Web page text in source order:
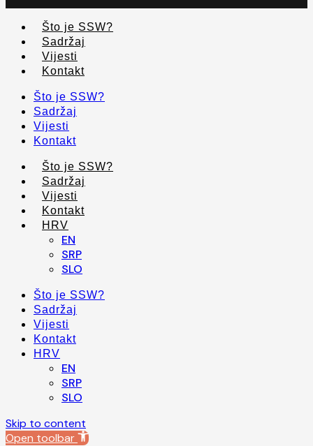
Što je SSW?
Sadržaj
Vijesti
Kontakt
Što je SSW?
Sadržaj
Vijesti
Kontakt
Što je SSW?
Sadržaj
Vijesti
Kontakt
HRV
EN
SRP
SLO
Što je SSW?
Sadržaj
Vijesti
Kontakt
HRV
EN
SRP
SLO
Skip to content
Open toolbar